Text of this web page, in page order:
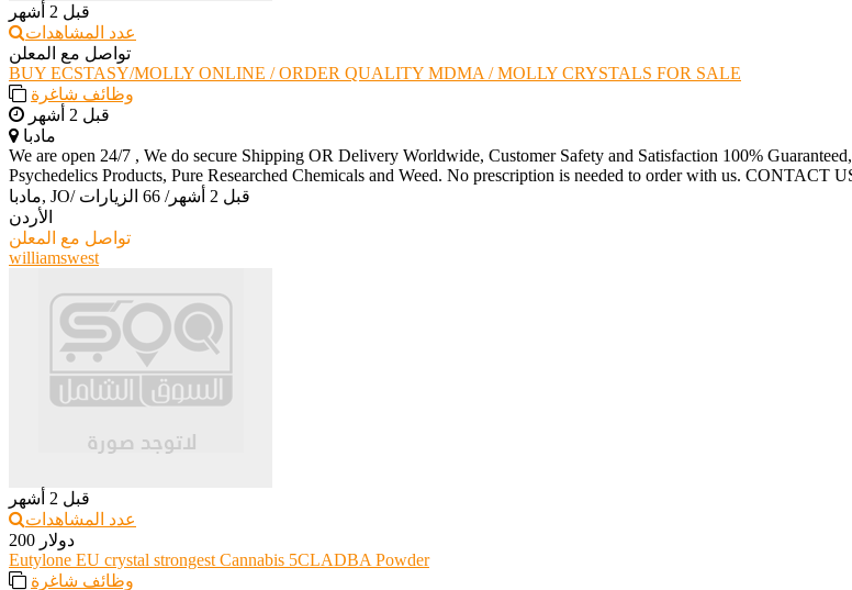
قبل 2 أشهر
عدد المشاهدات
تواصل مع المعلن
BUY ECSTASY/MOLLY ONLINE / ORDER QUALITY MDMA / MOLLY CRYSTALS FOR SALE
وظائف شاغرة
قبل 2 أشهر
مادبا
We are open 24/7 , We do secure Shipping OR Delivery Worldwide, Customer Safety and Satisfaction 100%
Psychedelics Products, Pure Researched Chemicals and Weed. No prescription is needed to order with us. CONTACT
مادبا, JO/ قبل 2 أشهر / 66 الزيارات
الأردن
تواصل مع المعلن
williamswest
قبل 2 أشهر
عدد المشاهدات
200 دولار
Eutylone EU crystal strongest Cannabis 5CLADBA Powder
وظائف شاغرة